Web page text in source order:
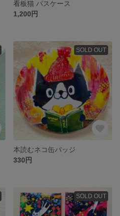
看板猫 パスケース
1,200円
SOLD OUT
本読むネコ缶バッジ
330円
SOLD OUT